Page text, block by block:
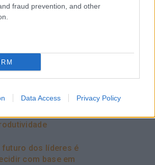
fraud prevention, and other
Data Access Privacy Policy
usar a escuta
o ambiente de
futuro dos líderes é
com base em